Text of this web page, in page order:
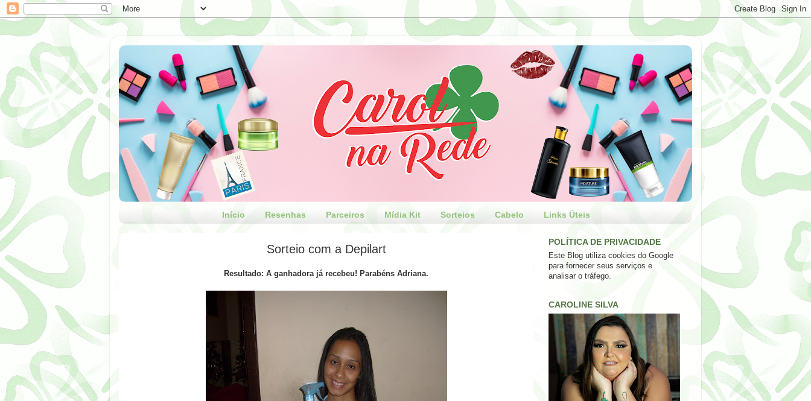
Início Resenhas Parceiros Mídia Kit Sorteios Cabelo Links Úteis
Sorteio com a Depilart
Resultado: A ganhadora já recebeu! Parabéns Adriana.
POLÍTICA DE PRIVACIDADE
Este Blog utiliza cookies do Google
para fornecer seus serviços e
analisar o tráfego.
CAROLINE SILVA